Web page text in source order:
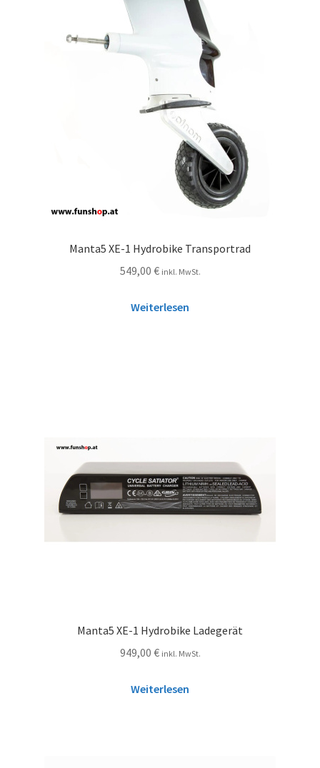
Manta5 XE-1 Hydrobike Transportrad
549,00 € inkl. MwSt.
Weiterlesen
Manta5 XE-1 Hydrobike Ladegerät
949,00 € inkl. MwSt.
Weiterlesen